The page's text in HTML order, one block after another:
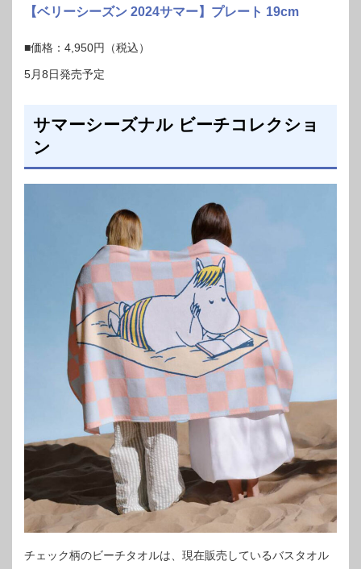
【ベリーシーズン 2024サマー】プレート 19cm
■価格：4,950円（税込）
5月8日発売予定
サマーシーズナル ビーチコレクショ
ン
チェック柄のビーチタオルは、現在販売しているバスタオル